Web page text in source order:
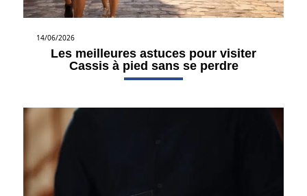
14/06/2026
Les meilleures astuces pour visiter
Cassis à pied sans se perdre